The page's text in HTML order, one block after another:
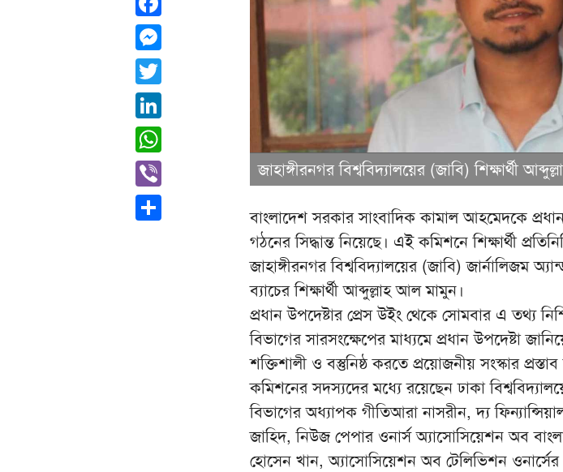
Messenger
Twitter
LinkedIn
WhatsApp
Viber
Share
জাহাঙ্গীরনগর বিশ্ববিদ্যালয়ের (জাবি) শিক্ষার্থী
বাংলাদেশ সরকার সাংবাদিক কামাল আহমেদকে
গঠনের সিদ্ধান্ত নিয়েছে। এই কমিশনে শিক্ষার্থী
জাহাঙ্গীরনগর বিশ্ববিদ্যালয়ের (জাবি) জার্নালিজম
ব্যাচের শিক্ষার্থী আব্দুল্লাহ আল মামুন।
প্রধান উপদেষ্টার প্রেস উইং থেকে সোমবার এ তথ্য
বিভাগের সারসংক্ষেপের মাধ্যমে প্রধান উপদেষ্টা
শক্তিশালী ও বস্তুনিষ্ঠ করতে প্রয়োজনীয় সংস্কার
কমিশনের সদস্যদের মধ্যে রয়েছেন ঢাকা
বিভাগের অধ্যাপক গীতিআরা নাসরীন, দ্য
জাহিদ, নিউজ পেপার ওনার্স অ্যাসোসিয়েশন অব
হোসেন খান, অ্যাসোসিয়েশন অব টেলিভিশন